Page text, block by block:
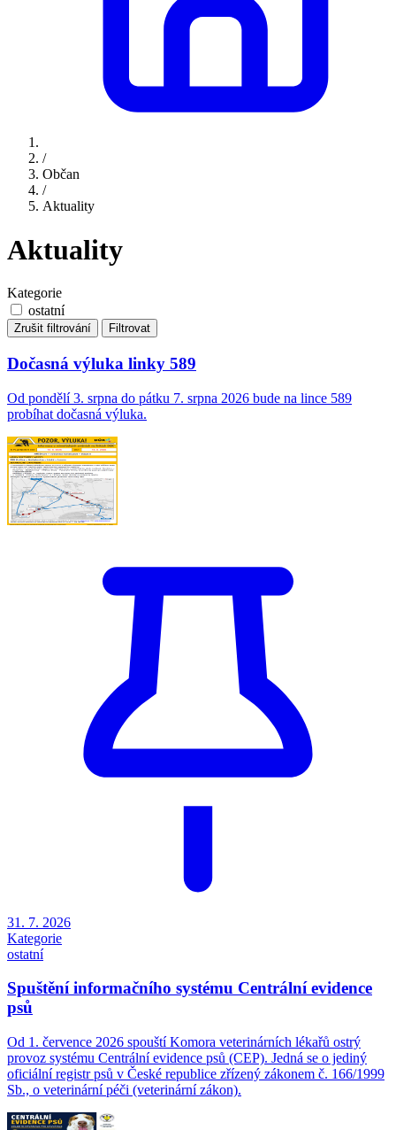
/
Občan
/
Aktuality
Aktuality
Kategorie
ostatní
Zrušit filtrování Filtrovat
Dočasná výluka linky 589
Od pondělí 3. srpna do pátku 7. srpna 2026 bude na lince 589
probíhat dočasná výluka.
31. 7. 2026
Kategorie
ostatní
Spuštění informačního systému Centrální evidence
psů
Od 1. července 2026 spouští Komora veterinárních lékařů ostrý
provoz systému Centrální evidence psů (CEP). Jedná se o jediný
oficiální registr psů v České republice zřízený zákonem č. 166/1999
Sb., o veterinární péči (veterinární zákon).